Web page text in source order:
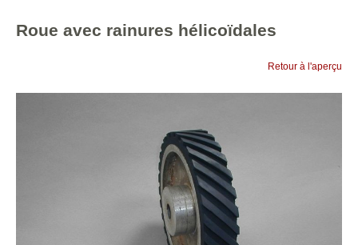
Roue avec rainures hélicoïdales
Retour à l'aperçu